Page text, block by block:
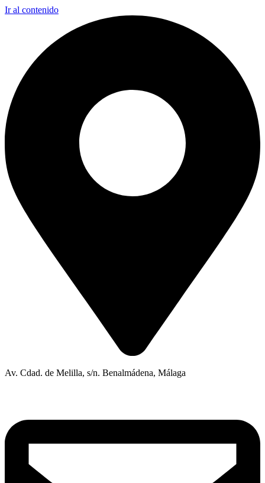
Ir al contenido
Av. Cdad. de Melilla, s/n. Benalmádena, Málaga